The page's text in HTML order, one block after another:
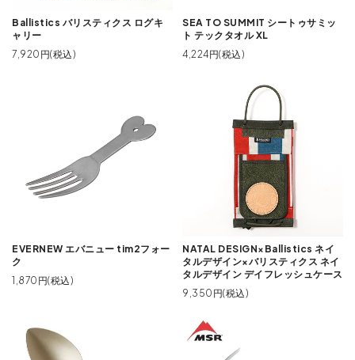
Ballistics バリスティクス ログキ
ャリー
7,920円(税込)
SEA TO SUMMIT シートゥサミッ
ト テックタオル XL
4,224円(税込)
EVERNEW エバニュー tim2フォー
ク
1,870円(税込)
NATAL DESIGN×Ballistics ネイ
タルデザイン×バリスティクス ネイ
タルデザイン デイフレッシュケース
9,350円(税込)